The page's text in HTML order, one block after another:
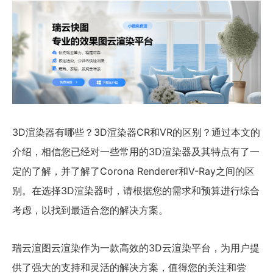
3D渲染器有哪些？3D渲染器CR和VR的区别？通过本文的
介绍，相信您已经对一些常用的3D渲染器及其特点有了一
定的了解，并了解了Corona Renderer和V-Ray之间的区
别。在选择3D渲染器时，请根据您的需求和预算进行综合
考虑，以找到最适合您的解决方案。
瑞云渲图云渲染作为一款高效的3D云渲染平台，为用户提
供了强大的支持和灵活的解决方案，值得您的关注和尝